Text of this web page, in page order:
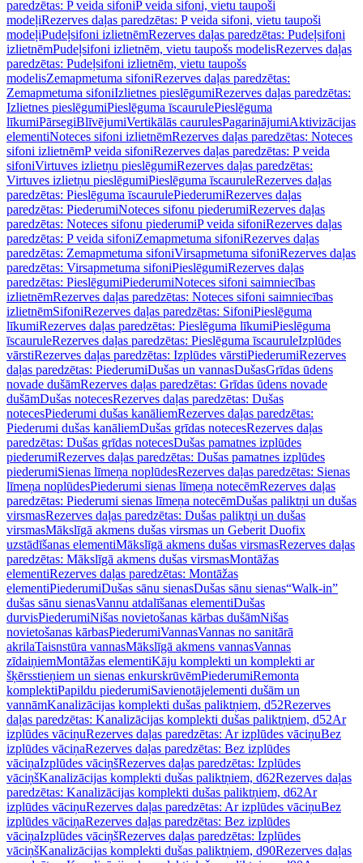
paredzētas: P veida sifoniP veida sifoni, vietu taupoši
modeļiRezerves daļas paredzētas: P veida sifoni, vietu taupoši
modeļiPudeļsifoni izlietnēmRezerves daļas paredzētas: Pudeļsifoni
izlietnēmPudeļsifoni izlietnēm, vietu taupošs modelisRezerves daļas
paredzētas: Pudeļsifoni izlietnēm, vietu taupošs
modelisZemapmetuma sifoniRezerves daļas paredzētas:
Zemapmetuma sifoniIzlietnes pieslēgumiRezerves daļas paredzētas:
Izlietnes pieslēgumiPieslēguma īscaurulePieslēguma
līkumiPārsegiBlīvējumiVertikālās caurulesPagarinājumiAktivizācijas
elementiNoteces sifoni izlietnēmRezerves daļas paredzētas: Noteces
sifoni izlietnēmP veida sifoniRezerves daļas paredzētas: P veida
sifoniVirtuves izlietņu pieslēgumiRezerves daļas paredzētas:
Virtuves izlietņu pieslēgumiPieslēguma īscauruleRezerves daļas
paredzētas: Pieslēguma īscaurulePiederumiRezerves daļas
paredzētas: PiederumiNoteces sifonu piederumiRezerves daļas
paredzētas: Noteces sifonu piederumiP veida sifoniRezerves daļas
paredzētas: P veida sifoniZemapmetuma sifoniRezerves daļas
paredzētas: Zemapmetuma sifoniVirsapmetuma sifoniRezerves daļas
paredzētas: Virsapmetuma sifoniPieslēgumiRezerves daļas
paredzētas: PieslēgumiPiederumiNoteces sifoni saimniecības
izlietnēmRezerves daļas paredzētas: Noteces sifoni saimniecības
izlietnēmSifoniRezerves daļas paredzētas: SifoniPieslēguma
līkumiRezerves daļas paredzētas: Pieslēguma līkumiPieslēguma
īscauruleRezerves daļas paredzētas: Pieslēguma īscauruleIzplūdes
vārstiRezerves daļas paredzētas: Izplūdes vārstiPiederumiRezerves
daļas paredzētas: PiederumiDušas un vannasDušasGrīdas ūdens
novade dušāmRezerves daļas paredzētas: Grīdas ūdens novade
dušāmDušas notecesRezerves daļas paredzētas: Dušas
notecesPiederumi dušas kanāliemRezerves daļas paredzētas:
Piederumi dušas kanāliemDušas grīdas notecesRezerves daļas
paredzētas: Dušas grīdas notecesDušas pamatnes izplūdes
piederumiRezerves daļas paredzētas: Dušas pamatnes izplūdes
piederumiSienas līmeņa noplūdesRezerves daļas paredzētas: Sienas
līmeņa noplūdesPiederumi sienas līmeņa notecēmRezerves daļas
paredzētas: Piederumi sienas līmeņa notecēmDušas paliktņi un dušas
virsmasRezerves daļas paredzētas: Dušas paliktņi un dušas
virsmasMākslīgā akmens dušas virsmas un Geberit Duofix
uzstādīšanas elementiMākslīgā akmens dušas virsmasRezerves daļas
paredzētas: Mākslīgā akmens dušas virsmasMontāžas
elementiRezerves daļas paredzētas: Montāžas
elementiPiederumiDušas sānu sienasDušas sānu sienas“Walk-in”
dušas sānu sienasVannu atdalīšanas elementiDušas
durvisPiederumiNišas novietošanas kārbas dušāmNišas
novietošanas kārbasPiederumiVannasVannas no sanitārā
akrilaTaisnstūra vannasMākslīgā akmens vannasVannas
zīdaiņiemMontāžas elementiKāju komplekti un komplekti ar
šķērsstieņiem un sienas enkurskrūvēmPiederumiRemonta
komplektiPapildu piederumiSavienotājelementi dušām un
vannāmKanalizācijas komplekti dušas paliktņiem, d52Rezerves
daļas paredzētas: Kanalizācijas komplekti dušas paliktņiem, d52Ar
izplūdes vāciņuRezerves daļas paredzētas: Ar izplūdes vāciņuBez
izplūdes vāciņaRezerves daļas paredzētas: Bez izplūdes
vāciņaIzplūdes vāciņšRezerves daļas paredzētas: Izplūdes
vāciņšKanalizācijas komplekti dušas paliktņiem, d62Rezerves daļas
paredzētas: Kanalizācijas komplekti dušas paliktņiem, d62Ar
izplūdes vāciņuRezerves daļas paredzētas: Ar izplūdes vāciņuBez
izplūdes vāciņaRezerves daļas paredzētas: Bez izplūdes
vāciņaIzplūdes vāciņšRezerves daļas paredzētas: Izplūdes
vāciņšKanalizācijas komplekti dušas paliktņiem, d90Rezerves daļas